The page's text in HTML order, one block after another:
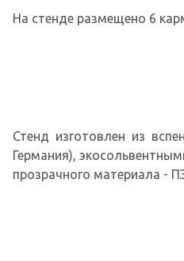
На стенде размещено 6
Стенд изготовлен из
Германия),
прозрачного материала -